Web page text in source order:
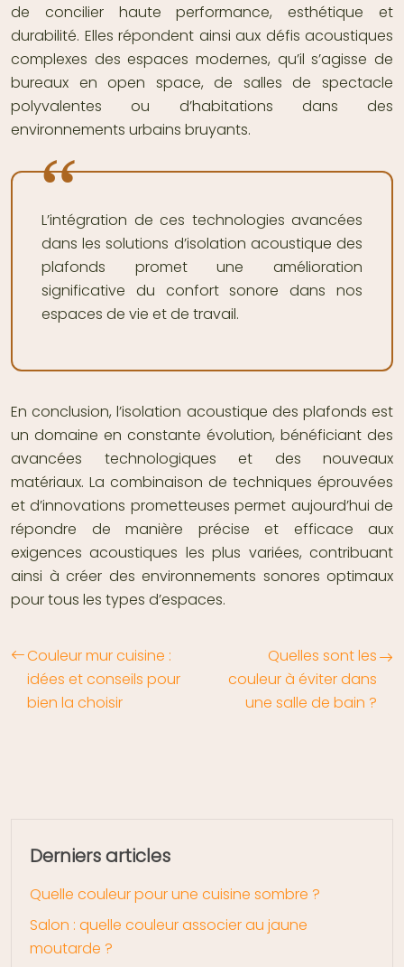
de concilier haute performance, esthétique et
durabilité. Elles répondent ainsi aux défis acoustiques
complexes des espaces modernes, qu’il s’agisse de
bureaux en open space, de salles de spectacle
polyvalentes ou d’habitations dans des
environnements urbains bruyants.
L’intégration de ces technologies avancées
dans les solutions d’isolation acoustique des
plafonds promet une amélioration
significative du confort sonore dans nos
espaces de vie et de travail.
En conclusion, l’isolation acoustique des plafonds est
un domaine en constante évolution, bénéficiant des
avancées technologiques et des nouveaux
matériaux. La combinaison de techniques éprouvées
et d’innovations prometteuses permet aujourd’hui de
répondre de manière précise et efficace aux
exigences acoustiques les plus variées, contribuant
ainsi à créer des environnements sonores optimaux
pour tous les types d’espaces.
Couleur mur cuisine :
idées et conseils pour
bien la choisir
Quelles sont les
couleur à éviter dans
une salle de bain ?
Derniers articles
Quelle couleur pour une cuisine sombre ?
Salon : quelle couleur associer au jaune
moutarde ?